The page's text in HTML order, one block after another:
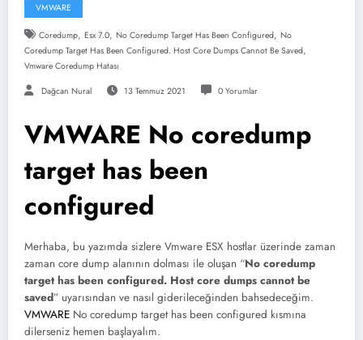
VMWARE
Coredump, Esx 7.0, No Coredump Target Has Been Configured, No
Coredump Target Has Been Configured. Host Core Dumps Cannot Be Saved,
Vmware Coredump Hatası
Dağcan Nural 13 Temmuz 2021 0 Yorumlar
VMWARE No coredump
target has been
configured
Merhaba, bu yazımda sizlere Vmware ESX hostlar üzerinde zaman
zaman core dump alanının dolması ile oluşan “No coredump
target has been configured. Host core dumps cannot be
saved” uyarısından ve nasıl giderileceğinden bahsedeceğim.
VMWARE No coredump target has been configured kısmına
dilerseniz hemen başlayalım.